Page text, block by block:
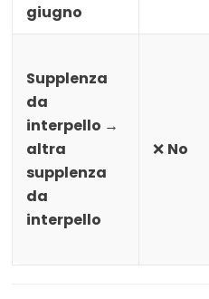
giugno
Supplenza
da
interpello →
altra
supplenza
da
interpello
❌ No